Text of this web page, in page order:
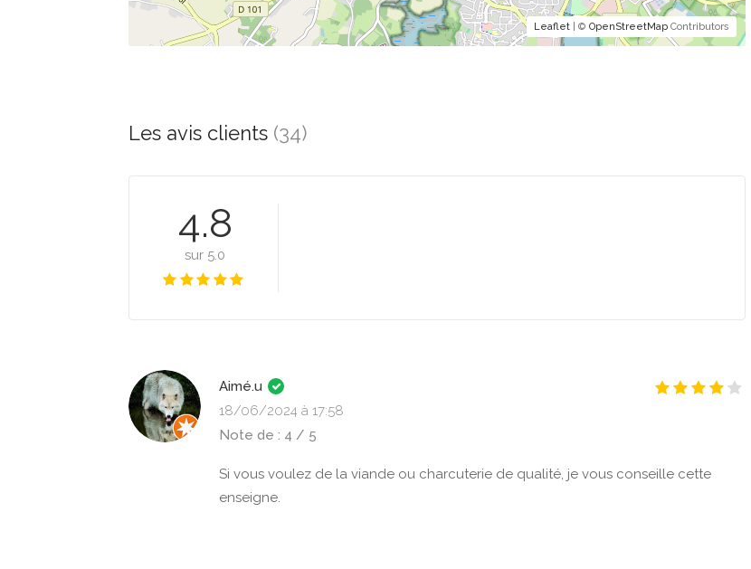
Leaflet| © OpenStreetMapContributors
Les avis clients (34)
4.8
sur 5.0
Aimé.u
18/06/2024 à 17:58
Note de : 4 / 5
Si vous voulez de la viande ou charcuterie de qualité, je vous conseille cette
enseigne.